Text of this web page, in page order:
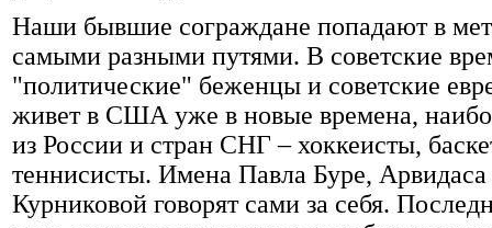
Наши бывшие сограждане попадают в
самыми разными путями. В советские
"политические" беженцы и советские
живет в США уже в новые времена,
из России и стран СНГ – хоккеисты,
теннисисты. Имена Павла Буре,
Курниковой говорят сами за себя.